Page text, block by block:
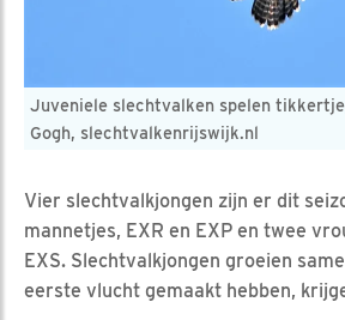
Juveniele slechtvalken spelen
Gogh, slechtvalkenrijswijk.nl
Vier slechtvalkjongen zijn er dit
mannetjes, EXR en EXP en twee
EXS. Slechtvalkjongen groeien
eerste vlucht gemaakt hebben,